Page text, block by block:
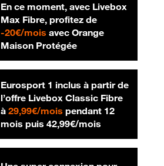
En ce moment, avec Livebox
Max Fibre, profitez de
-20€/mois20 € par mois
avec Orange
Maison Protégée
Eurosport 1 inclus à partir de
l’offre Livebox Classic Fibre
à 29,99€/mois29,99 € par mois
pendant 12
mois puis 42,99€/mois42,99 € par